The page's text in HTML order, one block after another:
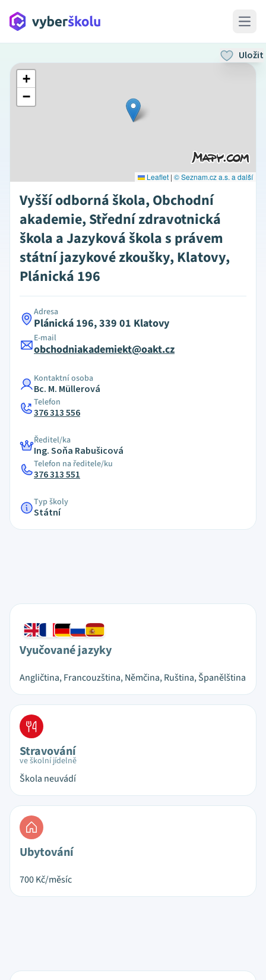
Open
Uložit
+
−
Leaflet | © Seznam.cz a.s. a další
Vyšší odborná škola, Obchodní
akademie, Střední zdravotnická
škola a Jazyková škola s právem
státní jazykové zkoušky, Klatovy,
Plánická 196
Adresa
Plánická 196, 339 01 Klatovy
E-mail
obchodniakademiekt@oakt.cz
Kontaktní osoba
Bc. M. Müllerová
Telefon
376 313 556
Ředitel/ka
Ing. Soňa Rabušicová
Telefon na ředitele/ku
376 313 551
Typ školy
Státní
Vyučované jazyky
Angličtina, Francouzština, Němčina, Ruština, Španělština
Stravování
ve školní jídelně
Škola neuvádí
Ubytování
700Kč/měsíc